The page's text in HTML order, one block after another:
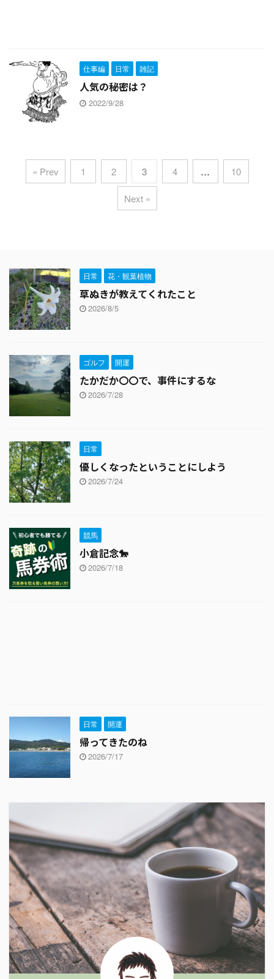
仕事編 日常 雑記
人気の秘密は？
2022/9/28
« Prev 1 2 3 4 … 10
Next »
日常 花・観葉植物
草ぬきが教えてくれたこと
2026/8/5
ゴルフ 開運
たかだか〇〇で、事件にするな
2026/7/28
日常
優しくなったということにしよう
2026/7/24
競馬
小倉記念🐎
2026/7/18
日常 開運
帰ってきたのね
2026/7/17